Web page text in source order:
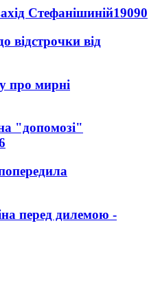
Стефанішиній19090
відстрочки від
про мирні
"допомозі"
перед дилемою -